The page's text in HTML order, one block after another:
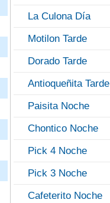
La Culona Día
Motilon Tarde
Dorado Tarde
Antioqueñita Tarde
Paisita Noche
Chontico Noche
Pick 4 Noche
Pick 3 Noche
Cafeterito Noche